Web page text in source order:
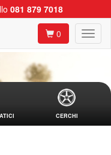
081 879 7018
0
CERCHI